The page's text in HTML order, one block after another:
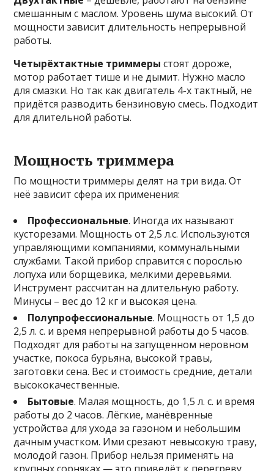
смешанным с маслом. Уровень шума высокий. От
мощности зависит длительность непрерывной
работы.
Четырёхтактные триммеры стоят дороже,
мотор работает тише и не дымит. Нужно масло
для смазки. Но так как двигатель 4-х тактный, не
придётся разводить бензиновую смесь. Подходит
для длительной работы.
Мощность триммера
По мощности триммеры делят на три вида. От
неё зависит сфера их применения:
Профессиональные. Иногда их называют
кусторезами. Мощность от 2,5 л.с. Используются
управляющими компаниями, коммунальными
службами. Такой прибор справится с порослью
лопуха или борщевика, мелкими деревьями.
Инструмент рассчитан на длительную работу.
Минусы – вес до 12 кг и высокая цена.
Полупрофессиональные. Мощность от 1,5 до
2,5 л. с. и время непрерывной работы до 5 часов.
Подходят для работы на запущенном неровном
участке, покоса бурьяна, высокой травы,
заготовки сена. Вес и стоимость средние, детали
высококачественные.
Бытовые. Малая мощность, до 1,5 л. с. и время
работы до 2 часов. Лёгкие, манёвренные
устройства для ухода за газоном и небольшим
дачным участком. Ими срезают невысокую траву,
молодой газон. Прибор нельзя применять на